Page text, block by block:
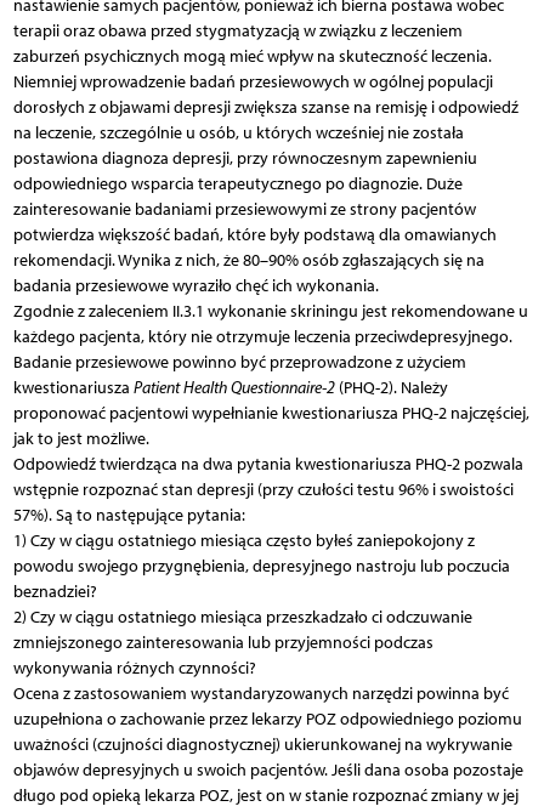
nastawienie samych pacjentów, ponieważ ich bierna postawa wobec
terapii oraz obawa przed stygmatyzacją w związku z leczeniem
zaburzeń psychicznych mogą mieć wpływ na skuteczność leczenia.
Niemniej wprowadzenie badań przesiewowych w ogólnej populacji
dorosłych z objawami depresji zwiększa szanse na remisję i odpowiedź
na leczenie, szczególnie u osób, u których wcześniej nie została
postawiona diagnoza depresji, przy równoczesnym zapewnieniu
odpowiedniego wsparcia terapeutycznego po diagnozie. Duże
zainteresowanie badaniami przesiewowymi ze strony pacjentów
potwierdza większość badań, które były podstawą dla omawianych
rekomendacji. Wynika z nich, że 80–90% osób zgłaszających się na
badania przesiewowe wyraziło chęć ich wykonania.
Zgodnie z zaleceniem II.3.1 wykonanie skriningu jest rekomendowane u
każdego pacjenta, który nie otrzymuje leczenia przeciwdepresyjnego.
Badanie przesiewowe powinno być przeprowadzone z użyciem
kwestionariusza Patient Health Questionnaire-2(PHQ-2). Należy
proponować pacjentowi wypełnianie kwestionariusza PHQ-2 najczęściej,
jak to jest możliwe.
Odpowiedź twierdząca na dwa pytania kwestionariusza PHQ-2 pozwala
wstępnie rozpoznać stan depresji (przy czułości testu 96% i swoistości
57%). Są to następujące pytania:
1) Czy w ciągu ostatniego miesiąca często byłeś zaniepokojony z
powodu swojego przygnębienia, depresyjnego nastroju lub poczucia
beznadziei?
2) Czy w ciągu ostatniego miesiąca przeszkadzało ci odczuwanie
zmniejszonego zainteresowania lub przyjemności podczas
wykonywania różnych czynności?
Ocena z zastosowaniem wystandaryzowanych narzędzi powinna być
uzupełniona o zachowanie przez lekarzy POZ odpowiedniego poziomu
uważności (czujności diagnostycznej) ukierunkowanej na wykrywanie
objawów depresyjnych u swoich pacjentów. Jeśli dana osoba pozostaje
długo pod opieką lekarza POZ, jest on w stanie rozpoznać zmiany w jej